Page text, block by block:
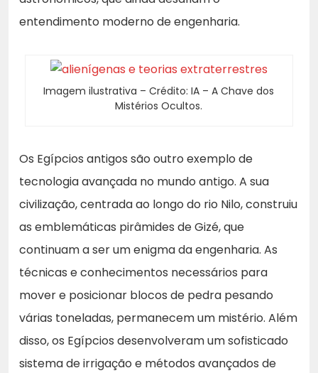
entendimento moderno de engenharia.
Imagem ilustrativa – Crédito: IA – A Chave dos
Mistérios Ocultos.
Os Egípcios antigos são outro exemplo de
tecnologia avançada no mundo antigo. A sua
civilização, centrada ao longo do rio Nilo, construiu
as emblemáticas pirâmides de Gizé, que
continuam a ser um enigma da engenharia. As
técnicas e conhecimentos necessários para
mover e posicionar blocos de pedra pesando
várias toneladas, permanecem um mistério. Além
disso, os Egípcios desenvolveram um sofisticado
sistema de irrigação e métodos avançados de